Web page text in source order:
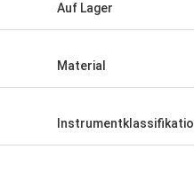
Auf Lager
Material